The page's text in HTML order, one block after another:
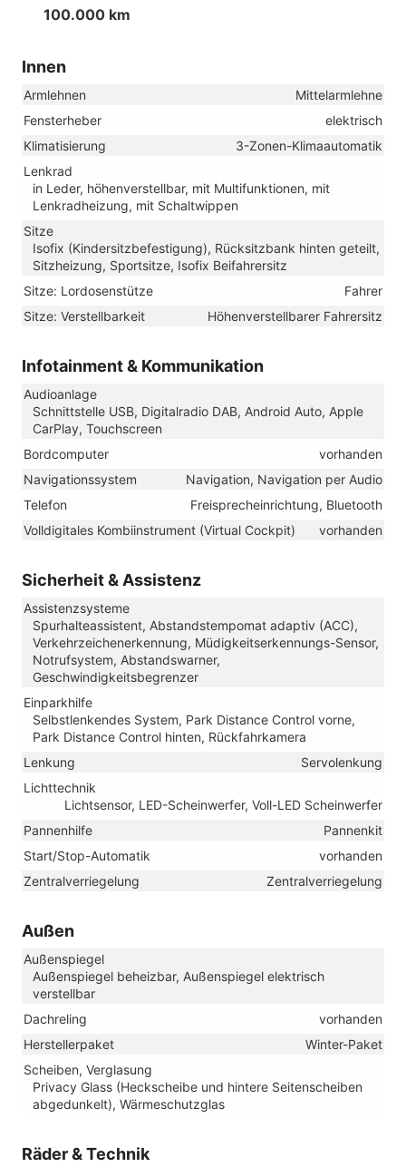
100.000 km
Innen
Armlehnen
Mittelarmlehne
Fensterheber
elektrisch
Klimatisierung
3-Zonen-Klimaautomatik
Lenkrad
in Leder, höhenverstellbar, mit Multifunktionen, mit
Lenkradheizung, mit Schaltwippen
Sitze
Isofix (Kindersitzbefestigung), Rücksitzbank hinten geteilt,
Sitzheizung, Sportsitze, Isofix Beifahrersitz
Sitze: Lordosenstütze
Fahrer
Sitze: Verstellbarkeit
Höhenverstellbarer Fahrersitz
Infotainment & Kommunikation
Audioanlage
Schnittstelle USB, Digitalradio DAB, Android Auto, Apple
CarPlay, Touchscreen
Bordcomputer
vorhanden
Navigationssystem
Navigation, Navigation per Audio
Telefon
Freisprecheinrichtung, Bluetooth
Volldigitales Kombiinstrument (Virtual Cockpit)
vorhanden
Sicherheit & Assistenz
Assistenzsysteme
Spurhalteassistent, Abstandstempomat adaptiv (ACC),
Verkehrzeichenerkennung, Müdigkeitserkennungs-Sensor,
Notrufsystem, Abstandswarner,
Geschwindigkeitsbegrenzer
Einparkhilfe
Selbstlenkendes System, Park Distance Control vorne,
Park Distance Control hinten, Rückfahrkamera
Lenkung
Servolenkung
Lichttechnik
Lichtsensor, LED-Scheinwerfer, Voll-LED Scheinwerfer
Pannenhilfe
Pannenkit
Start/Stop-Automatik
vorhanden
Zentralverriegelung
Zentralverriegelung
Außen
Außenspiegel
Außenspiegel beheizbar, Außenspiegel elektrisch
verstellbar
Dachreling
vorhanden
Herstellerpaket
Winter-Paket
Scheiben, Verglasung
Privacy Glass (Heckscheibe und hintere Seitenscheiben
abgedunkelt), Wärmeschutzglas
Räder & Technik